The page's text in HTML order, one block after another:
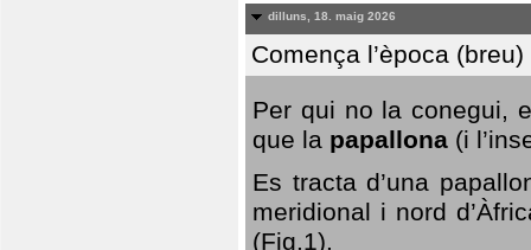
dilluns, 18. maig 2026
Comença l’època
Per qui no la conegui,
que la papallona (i
Es tracta d’una
meridional i nord
(Fig.1).